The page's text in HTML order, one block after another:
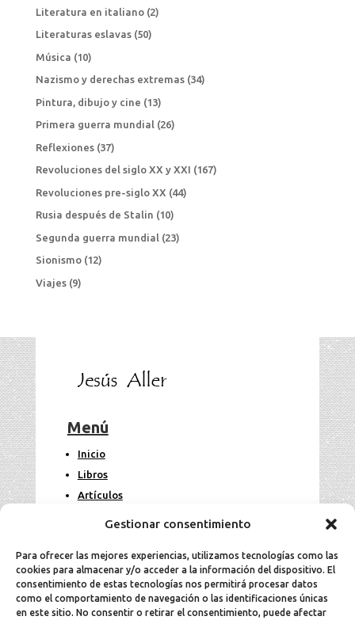
Gestionar consentimiento
Para ofrecer las mejores experiencias, utilizamos tecnologías como las
cookies para almacenar y/o acceder a la información del dispositivo. El
consentimiento de estas tecnologías nos permitirá procesar datos
como el comportamiento de navegación o las identificaciones únicas
en este sitio. No consentir o retirar el consentimiento, puede afectar
Literatura en italiano(2)
Literaturas eslavas(50)
Música (10)
Nazismo y derechas extremas(34)
Pintura, dibujo y cine (13)
Primera guerra mundial(26)
Reflexiones(37)
Revoluciones del siglo XX y XXI (167)
Revoluciones pre-siglo XX (44)
Rusia después de Stalin (10)
Segunda guerra mundial (23)
Sionismo(12)
Viajes(9)
Menú
Inicio
Libros
Artículos
Legal
Aviso Legal